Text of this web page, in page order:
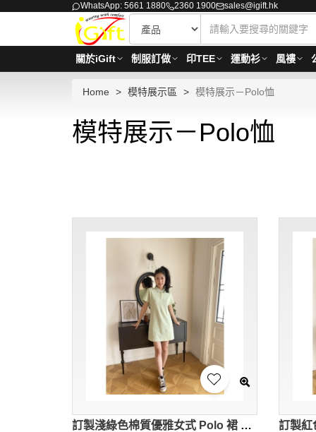
WhatsApp: 5661 1880 2360 1900 sales@igift.hk
關於iGift 制服訂做 印TEE 運動衫 風褸
Home 模特展示區 模特展示－Polo恤
模特展示－Polo恤
訂製淺綠色棉質優雅女式 Polo 裙 訂購網球運動時尚Polo裙 IG-BD-UK23146